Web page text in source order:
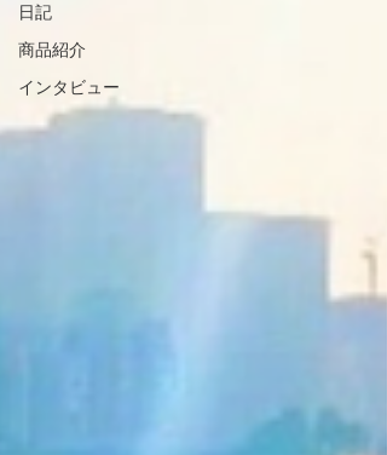
日記
商品紹介
インタビュー